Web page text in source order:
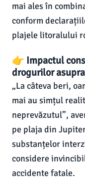
mai ales în
conform
plajele litoralului
👉 Impactul
drogurilor
„La câteva beri,
mai au simțul
neprevăzutul”,
pe plaja din
substanțelor
considere
accidente fatale.